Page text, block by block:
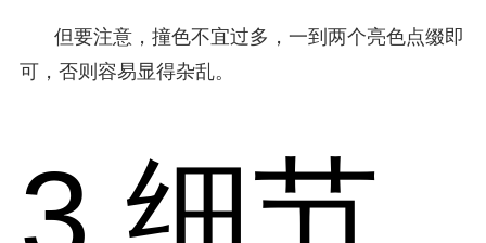
但要注意，撞色不宜过多，一到两个亮色点缀即
可，否则容易显得杂乱。